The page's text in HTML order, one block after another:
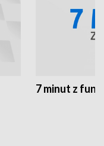
7 minut z